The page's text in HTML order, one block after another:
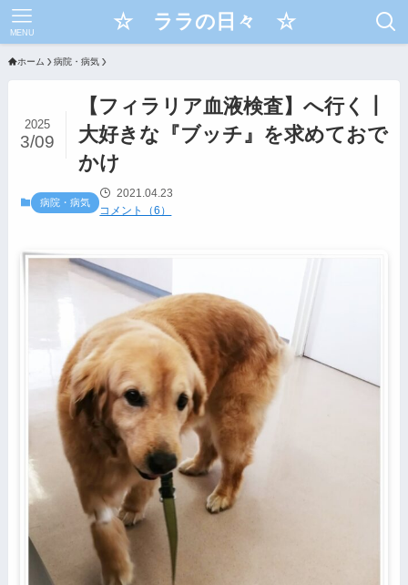
☆ ララの日々 ☆
MENU
ホーム 病院・病気
【フィラリア血液検査】へ行く┃
大好きな『ブッチ』を求めておで
かけ
2025
3/09
病院・病気
2021.04.23
コメント（6）